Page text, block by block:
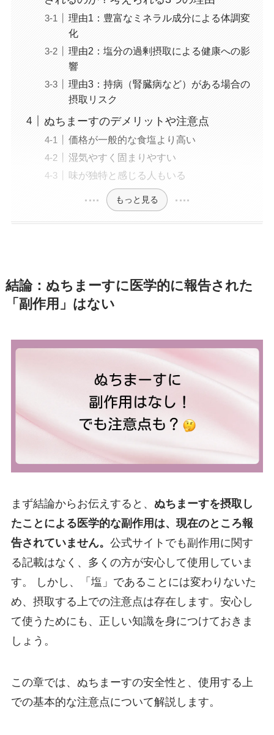
理由1：豊富なミネラル成分による体調変
化
理由2：塩分の過剰摂取による健康への影
響
理由3：持病（腎臓病など）がある場合の
摂取リスク
ぬちまーすのデメリットや注意点
価格が一般的な食塩より高い
湿気やすく固まりやすい
味が独特と感じる人もいる
もっと見る
結論：ぬちまーすに医学的に報告された
「副作用」はない
まず結論からお伝えすると、 ぬちまーすを摂取し
たことによる医学的な副作用は、現在のところ報
告されていません。 公式サイトでも副作用に関す
る記載はなく、多くの方が安心して使用していま
す。 しかし、「塩」であることには変わりないた
め、摂取する上での注意点は存在します。安心し
て使うためにも、正しい知識を身につけておきま
しょう。
この章では、ぬちまーすの安全性と、使用する上
での基本的な注意点について解説します。